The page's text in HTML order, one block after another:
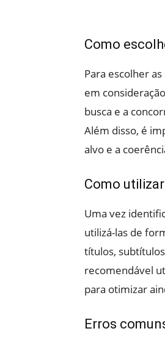
Como
Para escolher
em
busca e a
Além disso, é
alvo e a
Como
Uma vez
utilizá-las de
títulos,
recomendável
para otimizar
Erros